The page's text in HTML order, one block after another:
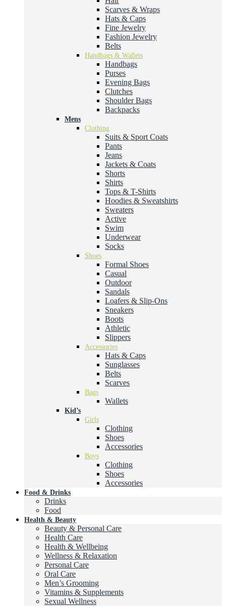
Scarves & Wraps
Hats & Caps
Fine Jewelry
Fashion Jewelry
Belts
Handbags & Wallets
Handbags
Purses
Evening Bags
Clutches
Shoulder Bags
Backpacks
Mens
Clothing
Suits & Sport Coats
Pants
Jeans
Jackets & Coats
Shorts
Shirts
Tops & T-Shirts
Hoodies & Sweatshirts
Sweaters
Active
Swim
Underwear
Socks
Shoes
Formal Shoes
Casual
Outdoor
Sandals
Loafers & Slip-Ons
Sneakers
Boots
Athletic
Slippers
Accessories
Hats & Caps
Sunglasses
Belts
Scarves
Bags
Wallets
Kid’s
Girls
Clothing
Shoes
Accessories
Boys
Clothing
Shoes
Accessories
Food & Drinks
Drinks
Food
Health & Beauty
Beauty & Personal Care
Health Care
Health & Wellbeing
Wellness & Relaxation
Personal Care
Oral Care
Men’s Grooming
Vitamins & Supplements
Sexual Wellness